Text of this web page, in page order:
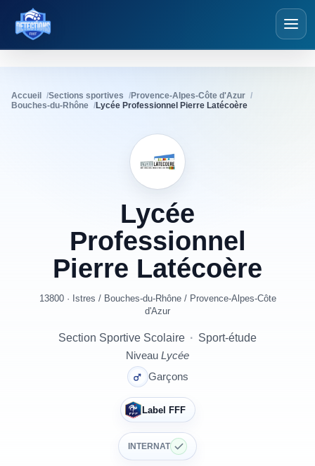
Détections Foot
Accueil Sections sportives
Provence-Alpes-Côte d'Azur
Bouches-du-Rhône
Lycée Professionnel Pierre Latécoère
Lycée
Professionnel
Pierre Latécoère
13800 · Istres / Bouches-du-Rhône/ Provence-Alpes-Côte
d'Azur
Section Sportive Scolaire · Sport-étude
Niveau Lycée
Garçons
Label FFF
INTERNAT